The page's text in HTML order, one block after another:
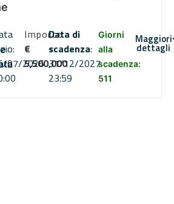
07/2026
Importo
€
5,500,000
Data di
scadenza:
31/12/2027
23:59
Giorni
alla
scadenza:
511
Maggiori
dettagli